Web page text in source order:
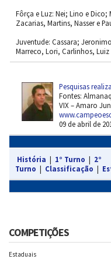
Fôrça e Luz: Nei; Lino e
Zacarias, Martins, Nasser e
Juventude: Cassara;
Marreco, Lori, Carlinhos, Luiz
Pesquisas
Fontes:
VIX – Amaro
09 de abril de
História | 1° Turno | 2°
Turno | Classificação |
COMPETIÇÕES
Estaduais